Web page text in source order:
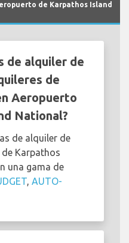
de Karpathos Island
de alquiler de
de
Aeropuerto
National?
de alquiler de
Karpathos
una gama de
, AUTO-